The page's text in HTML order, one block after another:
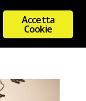
Accetta
Cookie